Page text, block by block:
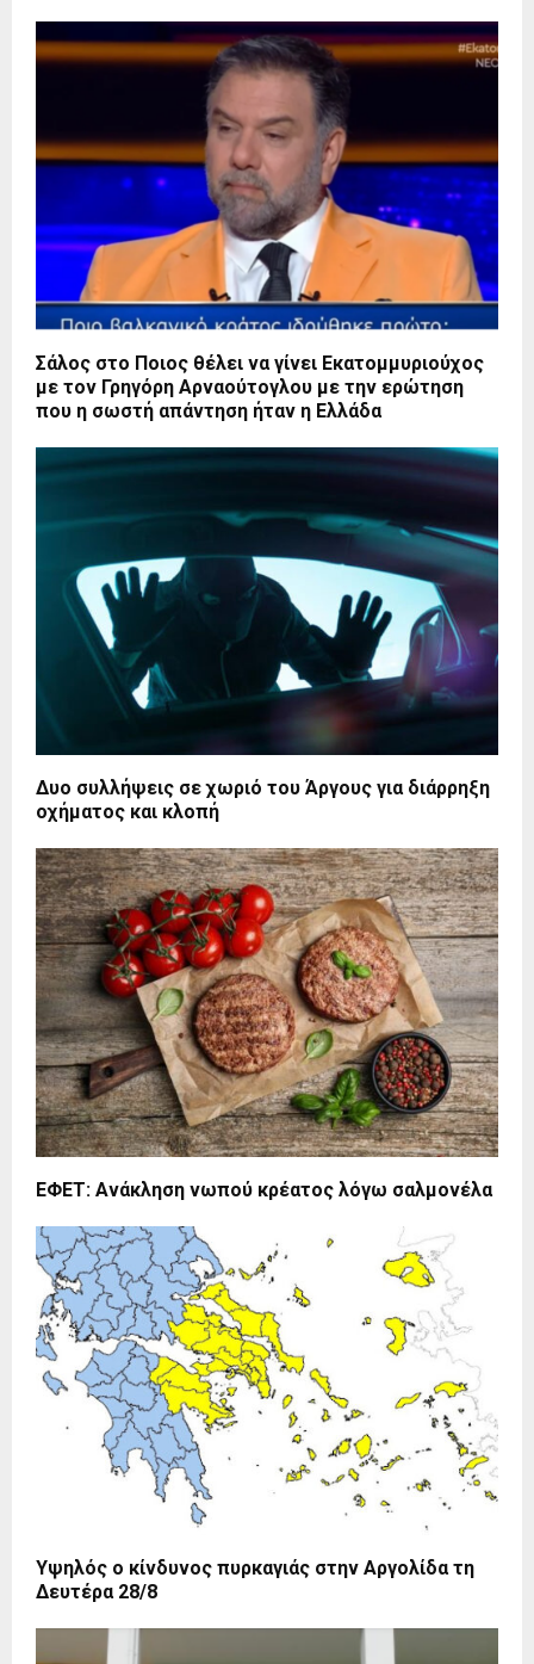
Σάλος στο Ποιος θέλει να γίνει Εκατομμυριούχος
με τον Γρηγόρη Αρναούτογλου με την ερώτηση
που η σωστή απάντηση ήταν η Ελλάδα
Δυο συλλήψεις σε χωριό του Άργους για διάρρηξη
οχήματος και κλοπή
ΕΦΕΤ: Ανάκληση νωπού κρέατος λόγω σαλμονέλα
Υψηλός ο κίνδυνος πυρκαγιάς στην Αργολίδα τη
Δευτέρα 28/8